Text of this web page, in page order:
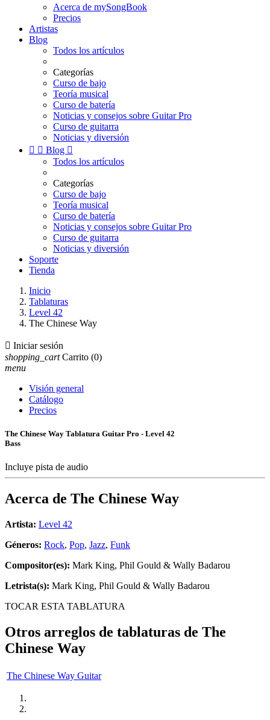
Acerca de mySongBook
Precios
Artistas
Blog
Todos los artículos
Categorías
Curso de bajo
Teoría musical
Curso de batería
Noticias y consejos sobre Guitar Pro
Curso de guitarra
Noticias y diversión
  Blog 
Todos los artículos
Categorías
Curso de bajo
Teoría musical
Curso de batería
Noticias y consejos sobre Guitar Pro
Curso de guitarra
Noticias y diversión
Soporte
Tienda
Inicio
Tablaturas
Level 42
The Chinese Way
 Iniciar sesión
shopping_cart Carrito (0)
menu
Visión general
Catálogo
Precios
The Chinese Way Tablatura Guitar Pro - Level 42
Bass
Incluye pista de audio
Acerca de The Chinese Way
Artista: Level 42
Géneros: Rock, Pop, Jazz, Funk
Compositor(es): Mark King, Phil Gould & Wally Badarou
Letrista(s): Mark King, Phil Gould & Wally Badarou
TOCAR ESTA TABLATURA
Otros arreglos de tablaturas de The
Chinese Way
The Chinese Way Guitar